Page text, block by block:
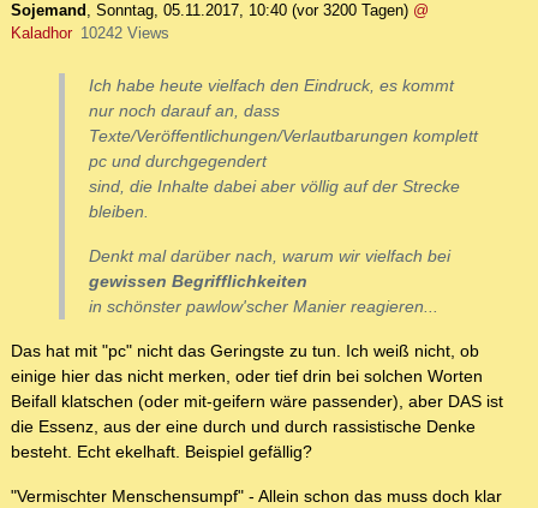
Sojemand , Sonntag, 05.11.2017, 10:40 (vor 3200 Tagen) @
Kaladhor 10242 Views
Ich habe heute vielfach den Eindruck, es kommt
nur noch darauf an, dass
Texte/Veröffentlichungen/Verlautbarungen komplett
pc und durchgegendert
sind, die Inhalte dabei aber völlig auf der Strecke
bleiben.
Denkt mal darüber nach, warum wir vielfach bei
gewissen Begrifflichkeiten
in schönster pawlow'scher Manier reagieren...
Das hat mit "pc" nicht das Geringste zu tun. Ich weiß nicht, ob
einige hier das nicht merken, oder tief drin bei solchen Worten
Beifall klatschen (oder mit-geifern wäre passender), aber DAS ist
die Essenz, aus der eine durch und durch rassistische Denke
besteht. Echt ekelhaft. Beispiel gefällig?
"Vermischter Menschensumpf" - Allein schon das muss doch klar